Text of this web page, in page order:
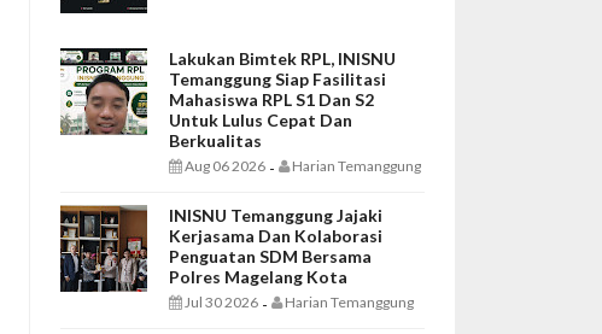
Lakukan Bimtek RPL, INISNU
Temanggung Siap Fasilitasi
Mahasiswa RPL S1 Dan S2
Untuk Lulus Cepat Dan
Berkualitas
Aug 06 2026 - Harian Temanggung
INISNU Temanggung Jajaki
Kerjasama Dan Kolaborasi
Penguatan SDM Bersama
Polres Magelang Kota
Jul 30 2026 - Harian Temanggung